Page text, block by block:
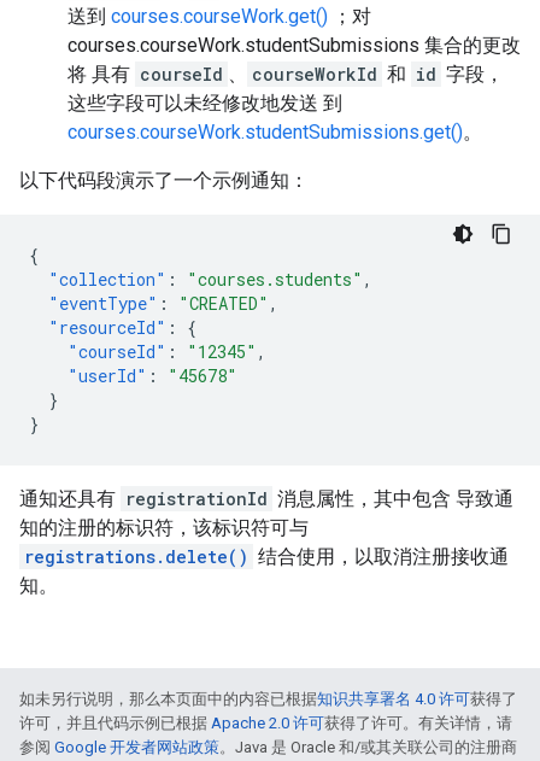
送到 courses.courseWork.get() ；对
courses.courseWork.studentSubmissions 集合的更改
将 具有 courseId 、 courseWorkId 和 id 字段，
这些字段可以未经修改地发送 到
courses.courseWork.studentSubmissions.get()。
以下代码段演示了一个示例通知：
{
"collection" : "courses.students" ,
"eventType" : "CREATED" ,
"resourceId" :
{
"courseId" : "12345" ,
"userId" :
"45678"
}
}
通知还具有 registrationId 消息属性，其中包含 导致通
知的注册的标识符，该标识符可与
registrations.delete() 结合使用，以取消注册接收通
知。
如未另行说明，那么本页面中的内容已根据知识共享署名 4.0 许可获得了
许可，并且代码示例已根据 Apache 2.0 许可获得了许可。有关详情，请
参阅 Google 开发者网站政策。Java 是 Oracle 和/或其关联公司的注册商